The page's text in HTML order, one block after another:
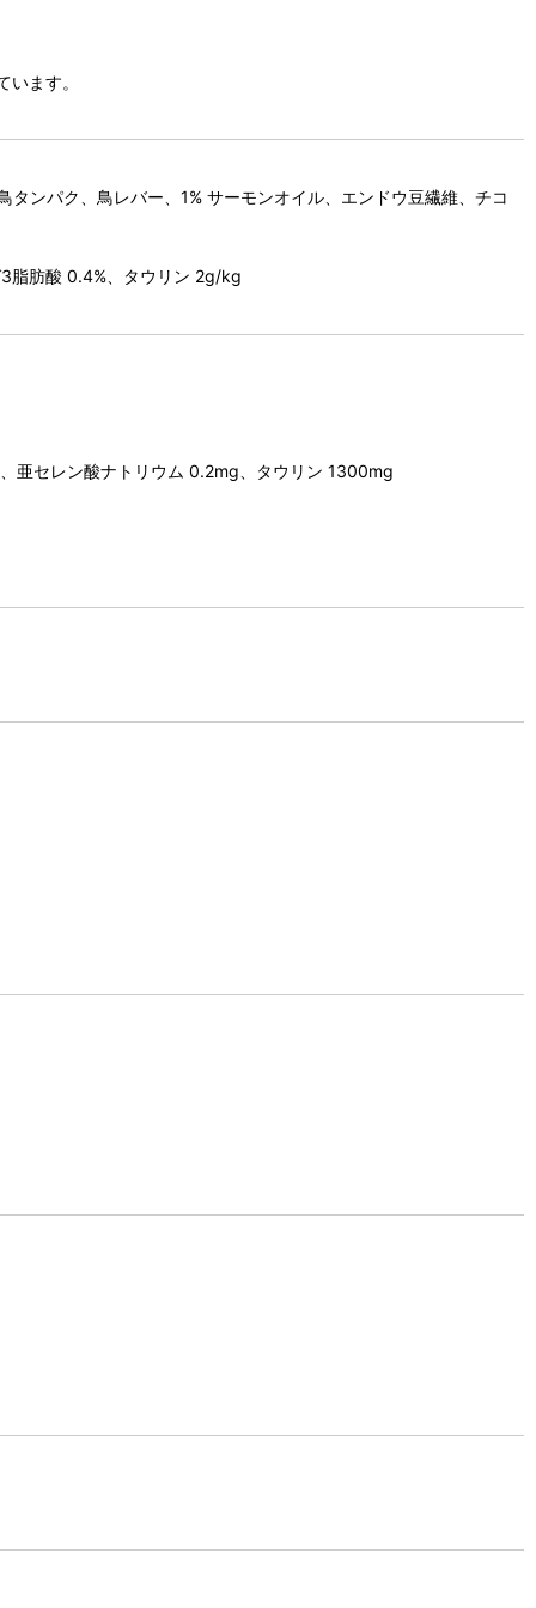
ます。
ンパク、鳥レバー、1% サーモンオイル、エンドウ豆繊維、チコ
脂肪酸 0.4%、タウリン 2g/kg
亜セレン酸ナトリウム 0.2mg、タウリン 1300mg